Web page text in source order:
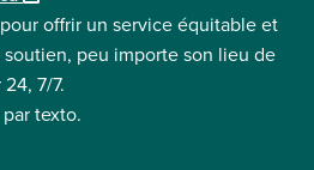
i
e
n
e
offrir un service équitable et
peu importe son lieu de
7/7.
texto.